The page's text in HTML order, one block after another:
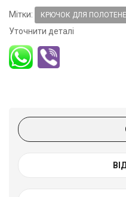
Мітки: КРЮЧОК ДЛЯ
Уточнити деталі